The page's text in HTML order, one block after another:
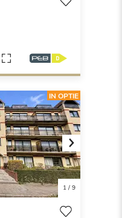
Next
1/ 9
IN OPTIE